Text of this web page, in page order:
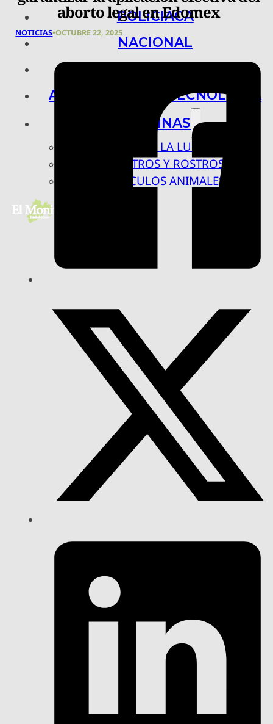
POLICIACA
NACIONAL
ARTE, CIENCIA Y TECNOLOGÍA
COLUMNAS
BAJO LA LUPA
RASTROS Y ROSTROS
VÍNCULOS ANIMALES
aborto legal en Edomex
NOTICIAS•OCTUBRE 22, 2025